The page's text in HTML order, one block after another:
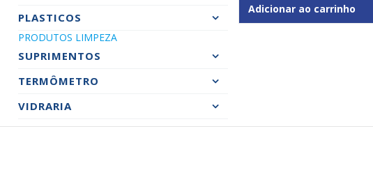
PLASTICOS
PRODUTOS LIMPEZA
SUPRIMENTOS
TERMÔMETRO
VIDRARIA
Adicionar ao carrinho